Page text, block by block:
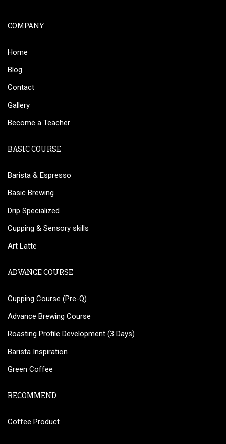
COMPANY
Home
Blog
Contact
Gallery
Become a Teacher
BASIC COURSE
Barista & Espresso
Basic Brewing
Drip Specialized
Cupping & Sensory skills
Art Latte
ADVANCE COURSE
Cupping Course (Pre-Q)
Advance Brewing Course
Roasting Profile Development (3 Days)
Barista Inspiration
Green Coffee
RECOMMEND
Coffee Product